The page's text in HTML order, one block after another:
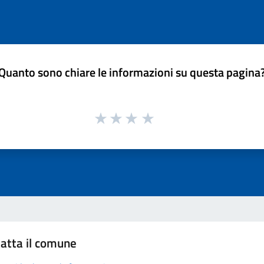
sono chiare le informazioni su questa
il comune